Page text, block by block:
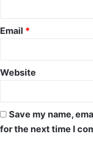
Email *
Website
Save my name,
for the next time I